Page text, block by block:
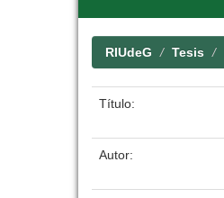
RIUdeG Tesis
Título:
Autor: